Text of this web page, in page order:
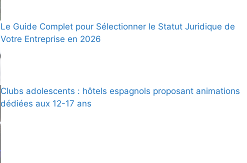
Le Guide Complet pour Sélectionner le Statut Juridique de
Votre Entreprise en 2026
Clubs adolescents : hôtels espagnols proposant animations
dédiées aux 12-17 ans